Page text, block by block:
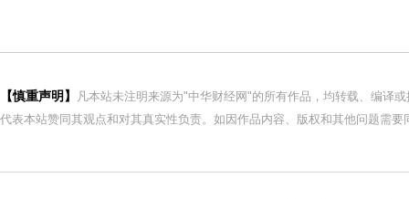
【慎重声明】
凡本站未注明来源为"中华财经网"的所有作品，均转载、编译
代表本站赞同其观点和对其真实性负责。如因作品内容、版权和其他问题需